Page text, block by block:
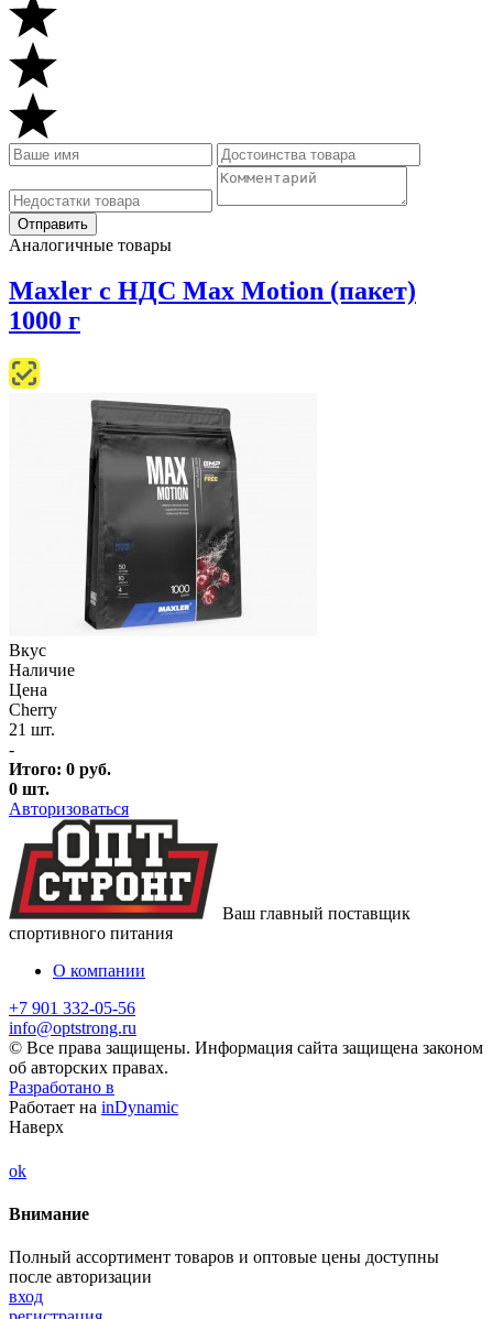
Аналогичные товары
Maxler с НДС Max Motion (пакет)
1000 г
Вкус
Наличие
Цена
Cherry
21 шт.
-
Итого: 0 руб.
0 шт.
Авторизоваться
Ваш главный поставщик
спортивного питания
О компании
+7 901 332-05-56
info@optstrong.ru
© Все права защищены. Информация сайта защищена законом
об авторских правах.
Разработано в
Работает на inDynamic
Наверх
ok
Внимание
Полный ассортимент товаров и оптовые цены доступны
после авторизации
вход